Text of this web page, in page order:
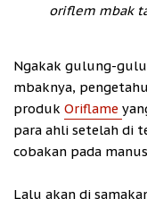
oriflem mbak
Ngakak gulung-
mbaknya,
produk Oriflame
para ahli setelah di
cobakan pada
Lalu akan di